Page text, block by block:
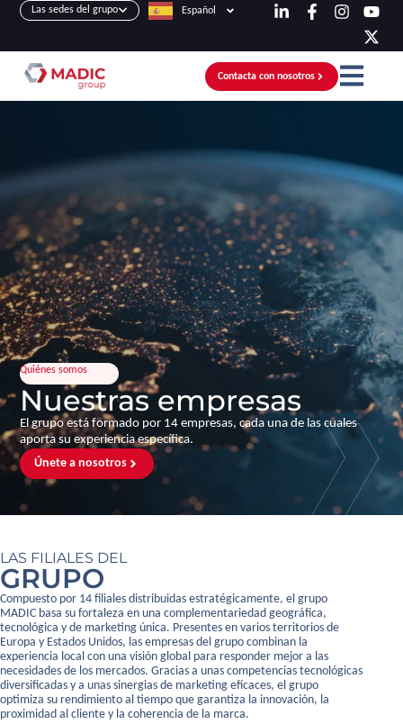
Las sedes del grupo Español
Contacta con nosotros
Quiénes somos
Nuestras empresas
El grupo está formado por 14 empresas, cada una de las cuales
aporta su experiencia específica.
Únete a nosotros
LAS FILIALES DEL
GRUPO
Compuesto por 14 filiales distribuidas estratégicamente, el grupo
MADIC basa su fortaleza en una complementariedad geográfica,
tecnológica y de marketing única. Presentes en varios territorios de
Europa y Estados Unidos, las empresas del grupo combinan la
experiencia local con una visión global para responder mejor a las
necesidades de los mercados. Gracias a unas competencias tecnológicas
diversificadas y a unas sinergias de marketing eficaces, el grupo
optimiza su rendimiento al tiempo que garantiza la innovación, la
proximidad al cliente y la coherencia de la marca.